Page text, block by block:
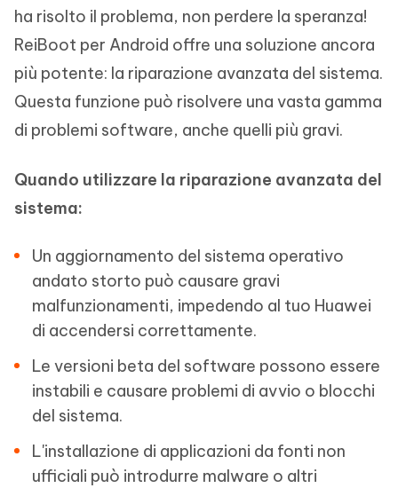
ha risolto il problema, non perdere la speranza!
ReiBoot per Android offre una soluzione ancora
più potente: la riparazione avanzata del sistema.
Questa funzione può risolvere una vasta gamma
di problemi software, anche quelli più gravi.
Quando utilizzare la riparazione avanzata del
sistema:
Un aggiornamento del sistema operativo
andato storto può causare gravi
malfunzionamenti, impedendo al tuo Huawei
di accendersi correttamente.
Le versioni beta del software possono essere
instabili e causare problemi di avvio o blocchi
del sistema.
L'installazione di applicazioni da fonti non
ufficiali può introdurre malware o altri